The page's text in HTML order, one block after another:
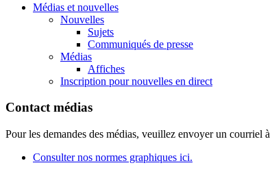
Médias et nouvelles
Nouvelles
Sujets
Communiqués de presse
Médias
Affiches
Inscription pour nouvelles en direct
Contact médias
Pour les demandes des médias, veuillez envoyer un courriel à
Consulter nos normes graphiques ici.